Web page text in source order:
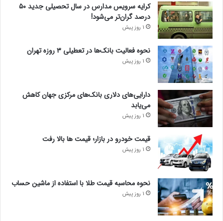
کرایه سرویس مدارس در سال تحصیلی جدید ۵۰
درصد گران‌تر می‌شود!
1 روز پیش
نحوه فعالیت بانک‌ها در تعطیلی ۳ روزه تهران
1 روز پیش
دارایی‌های دلاری بانک‌های مرکزی جهان کاهش
می‌یابد
1 روز پیش
قیمت خودرو در بازار؛ قیمت ها بالا رفت
1 روز پیش
نحوه محاسبه قیمت طلا با استفاده از ماشین حساب
1 روز پیش